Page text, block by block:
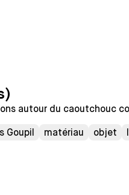
autour du caoutchouc
Goupil matériau objet